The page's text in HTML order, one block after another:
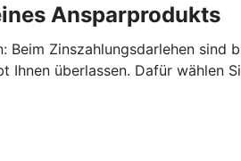
Ansparprodukts
Zinszahlungsdarlehen
Ihnen überlassen. Dafür